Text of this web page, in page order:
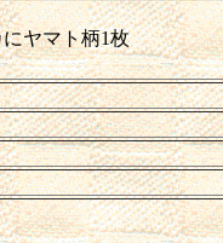
ヤマト柄1枚